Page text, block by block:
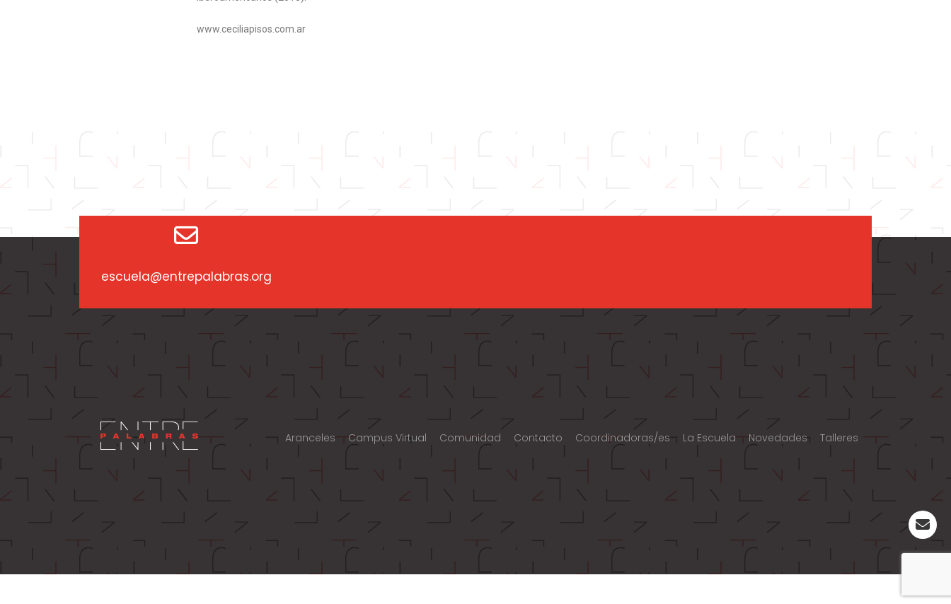
www.ceciliapisos.com.ar
escuela@entrepalabras.org
Aranceles Campus Virtual Comunidad Contacto Coordinadoras/es La Escuela Novedades Talleres